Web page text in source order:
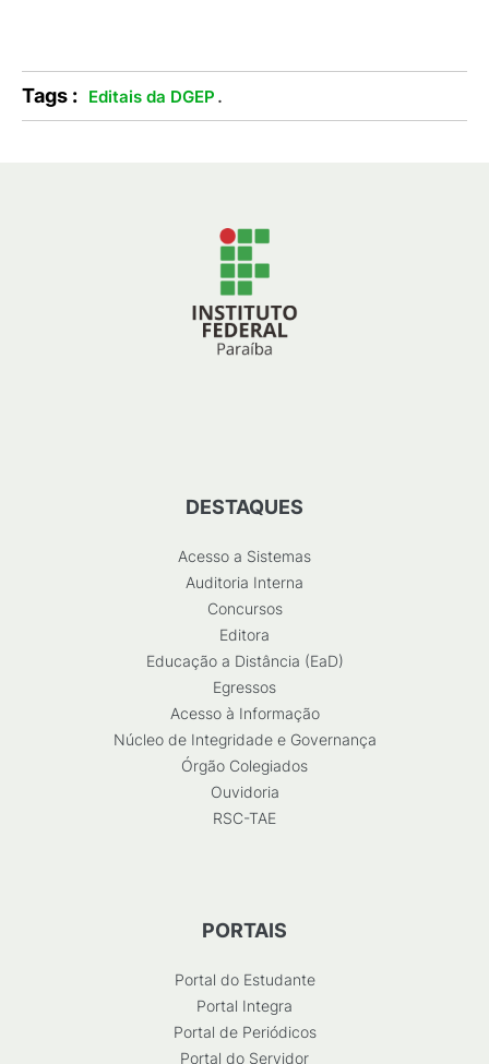
Tags : Editais da DGEP .
DESTAQUES
Acesso a Sistemas
Auditoria Interna
Concursos
Editora
Educação a Distância (EaD)
Egressos
Acesso à Informação
Núcleo de Integridade e Governança
Órgão Colegiados
Ouvidoria
RSC-TAE
PORTAIS
Portal do Estudante
Portal Integra
Portal de Periódicos
Portal do Servidor